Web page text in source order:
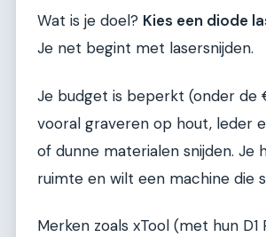
Wat is je doel? Kies een diode
Je net begint met lasersnijden.
Je budget is beperkt (onder de
vooral graveren op hout, leder
of dunne materialen snijden. Je
ruimte en wilt een machine die
Merken zoals xTool (met hun D1